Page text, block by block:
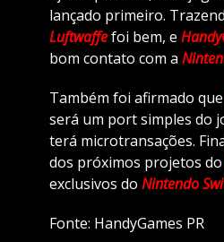
lançado primeiro.
Luftwaffefoi bem, e
bom contato com a
Também foi afirmado que
será um port simples do
terá microtransações.
dos próximos projetos do
exclusivos do Nintendo
Fonte: HandyGames PR